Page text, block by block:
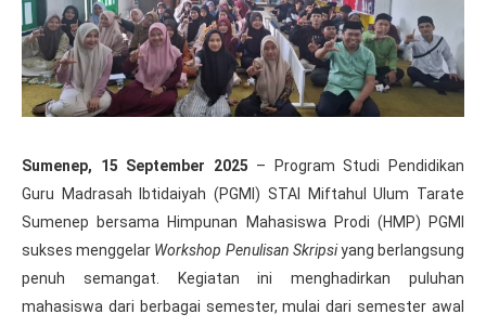
Sumenep, 15 September 2025 – Program Studi Pendidikan
Guru Madrasah Ibtidaiyah (PGMI) STAI Miftahul Ulum Tarate
Sumenep bersama Himpunan Mahasiswa Prodi (HMP) PGMI
sukses menggelar Workshop Penulisan Skripsiyang berlangsung
penuh semangat. Kegiatan ini menghadirkan puluhan
mahasiswa dari berbagai semester, mulai dari semester awal